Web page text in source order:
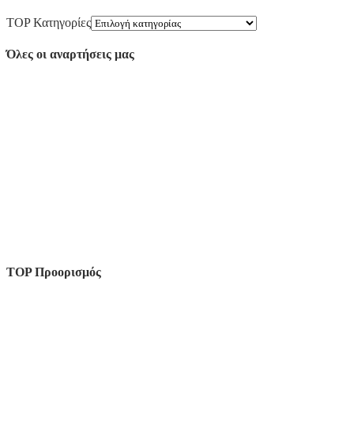
TOP Κατηγορίες
Όλες οι αναρτήσεις μας
TOP Προορισμός